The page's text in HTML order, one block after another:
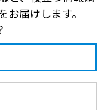
お届けします。